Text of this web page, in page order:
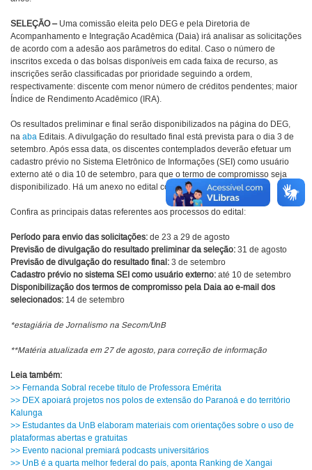
SELEÇÃO –Uma comissão eleita pelo DEG e pela Diretoria de
Acompanhamento e Integração Acadêmica (Daia) irá analisar as solicitações
de acordo com a adesão aos parâmetros do edital. Caso o número de
inscritos exceda o das bolsas disponíveis em cada faixa de recurso, as
inscrições serão classificadas por prioridade seguindo a ordem,
respectivamente: discente com menor número de créditos pendentes; maior
Índice de Rendimento Acadêmico (IRA).
Os resultados preliminar e final serão disponibilizados na página do DEG,
na aba Editais. A divulgação do resultado final está prevista para o dia 3 de
setembro. Após essa data, os discentes contemplados deverão efetuar um
cadastro prévio no Sistema Eletrônico de Informações (SEI) como usuário
externo até o dia 10 de setembro, para que o termo de compromisso seja
disponibilizado. Há um anexo no edital com o tutorial do cadastro.
Confira as principais datas referentes aos processos do edital:
Período para envio das solicitações: de 23 a 29 de agosto
Previsão de divulgação do resultado preliminar da seleção: 31 de agosto
Previsão de divulgação do resultado final: 3 de setembro
Cadastro prévio no sistema SEI como usuário externo: até 10 de setembro
Disponibilização dos termos de compromisso pela Daia ao e-mail dos
selecionados: 14 de setembro
*estagiária de Jornalismo na Secom/UnB
**Matéria atualizada em 27 de agosto, para correção de informação
Leia também:
>> Fernanda Sobral recebe título de Professora Emérita
>> DEX apoiará projetos nos polos de extensão do Paranoá e do território
Kalunga
>> Estudantes da UnB elaboram materiais com orientações sobre o uso de
plataformas abertas e gratuitas
>> Evento nacional premiará podcasts universitários
>> UnB é a quarta melhor federal do país, aponta Ranking de Xangai